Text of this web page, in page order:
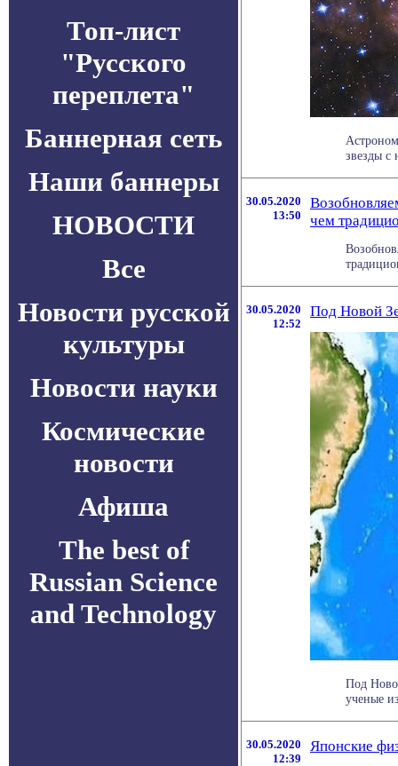
Топ-лист
"Русского
переплета"
Баннерная сеть
Наши баннеры
НОВОСТИ
Все
Новости русской
культуры
Новости науки
Космические
новости
Афиша
The best of
Russian Science
and Technology
звезды с
30.05.2020
13:50
чем
30.05.2020
12:52
Под Новой
Под
ученые
30.05.2020
12:39
Японские